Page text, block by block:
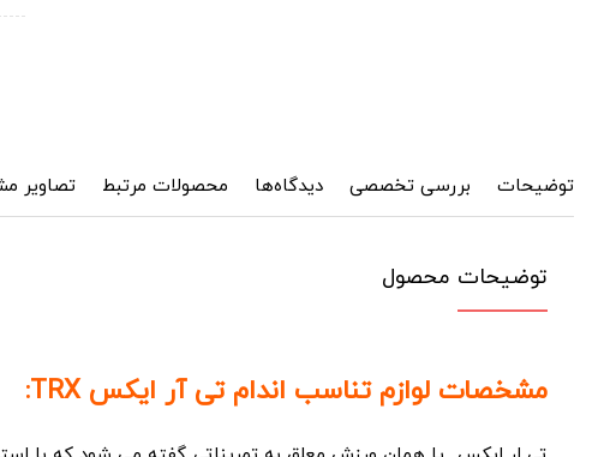
توضیحات بررسی تخصصی دیدگاه‌ها محصولات مرتبط تصاویر
توضیحات محصول
مشخصات لوازم تناسب اندام تی آر ایکس TRX: